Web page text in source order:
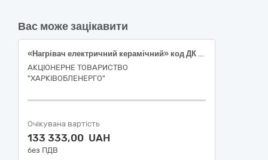
Вас може зацікавити
«Нагрівач електричний керамічний» код ДК 021:2015 – 39710000-2 — Електричні побутові прилади
АКЦІОНЕРНЕ ТОВАРИСТВО
"ХАРКІВОБЛЕНЕРГО"
Очікувана вартість
133 333,00 UAH
без ПДВ